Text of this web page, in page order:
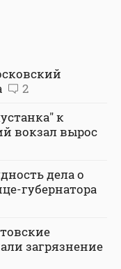
2
к
вокзал вырос
дела о
губернатора
загрязнение